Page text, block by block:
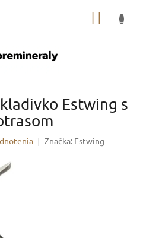
Estwing s
Značka: Estwing